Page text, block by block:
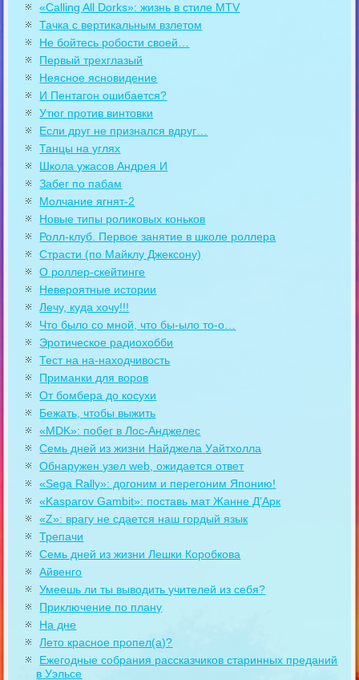
«Calling All Dorks»: жизнь в стиле MTV
Тачка с вертикальным взлетом
Не бойтесь робости своей…
Первый трехглазый
Неясное ясновидение
И Пентагон ошибается?
Утюг против винтовки
Если друг не признался вдруг…
Танцы на углях
Школа ужасов Андрея И
Забег по пабам
Молчание ягнят-2
Новые типы роликовых коньков
Ролл-клуб. Первое занятие в школе роллера
Страсти (по Майклу Джексону)
О роллер-скейтинге
Невероятные истории
Лечу, куда хочу!!!
Что было со мной, что бы-ыло то-о…
Эротическое радиохобби
Тест на на-находчивость
Приманки для воров
От бомбера до косухи
Бежать, чтобы выжить
«MDK»: побег в Лос-Анджелес
Семь дней из жизни Найджела Уайтхолла
Обнаружен узел web, ожидается ответ
«Sega Rally»: догоним и перегоним Японию!
«Kasparov Gambit»: поставь мат Жанне Д’Арк
«Z»: врагу не сдается наш гордый язык
Трепачи
Семь дней из жизни Лешки Коробкова
Айвенго
Умеешь ли ты выводить учителей из себя?
Приключение по плану
На дне
Лето красное пропел(а)?
Ежегодные собрания рассказчиков старинных преданий
в Уэльсе